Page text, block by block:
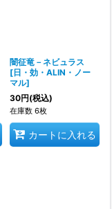
闇征竜－ネビュラス
[日・効・ALIN・ノー
マル]
30円(税込)
在庫数 6枚
カートに入れる